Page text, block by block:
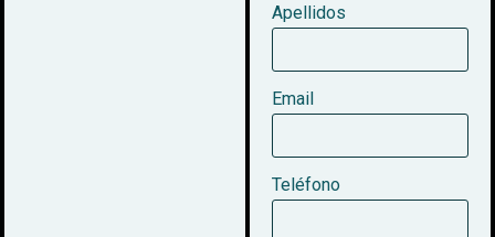
Apellidos
Email
Teléfono